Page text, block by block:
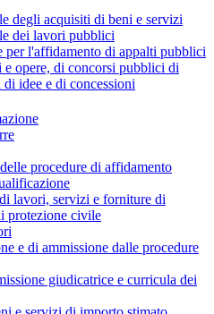
degli acquisiti di beni e servizi
dei lavori pubblici
per l'affidamento di appalti pubblici
opere, di concorsi pubblici di
idee e di concessioni
procedure di affidamento
lavori, servizi e forniture di
protezione civile
e di ammissione dalle procedure
giudicatrice e curricula dei